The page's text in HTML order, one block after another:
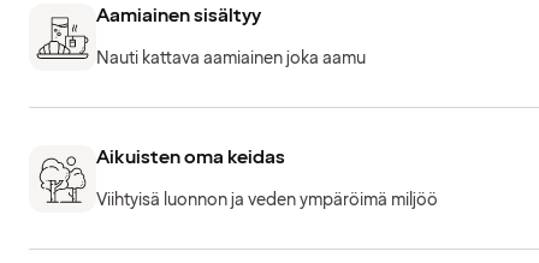
Aamiainen sisältyy
Nauti kattava aamiainen joka aamu
Aikuisten oma keidas
Viihtyisä luonnon ja veden ympäröimä miljöö